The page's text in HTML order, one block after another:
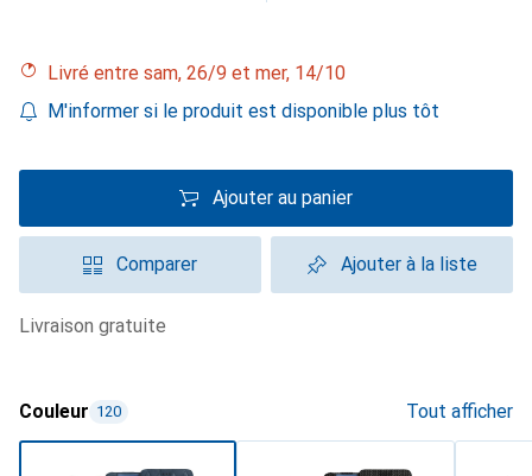
Livré entre sam, 26/9 et mer, 14/10
M'informer si le produit est disponible plus tôt
Ajouter au panier
Comparer Ajouter à la liste
livraison gratuite
Couleur 120 Tout afficher